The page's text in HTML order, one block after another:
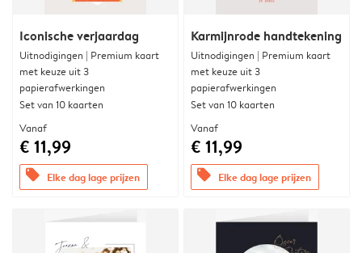
Iconische verjaardag
Uitnodigingen | Premium kaart
met keuze uit 3
papierafwerkingen
Set van 10 kaarten
Vanaf
€ 11,99
offers Elke dag lage prijzen
Karmijnrode handtekening
Uitnodigingen | Premium kaart
met keuze uit 3
papierafwerkingen
Set van 10 kaarten
Vanaf
€ 11,99
offers Elke dag lage prijzen